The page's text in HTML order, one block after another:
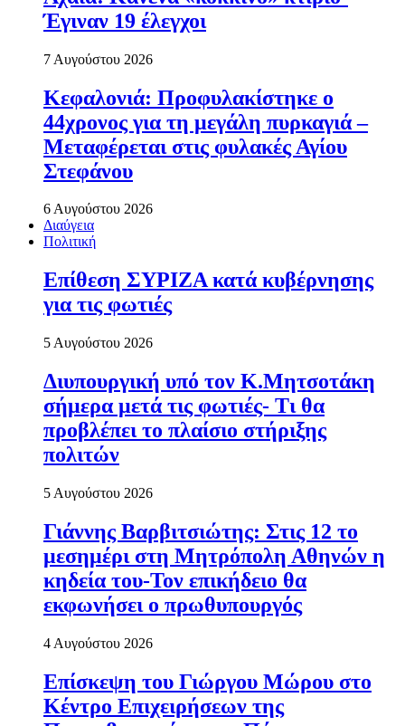
Έγιναν 19 έλεγχοι
7 Αυγούστου 2026
Κεφαλονιά: Προφυλακίστηκε ο
44χρονος για τη μεγάλη πυρκαγιά –
Μεταφέρεται στις φυλακές Αγίου
Στεφάνου
6 Αυγούστου 2026
Διαύγεια
Πολιτική
Επίθεση ΣΥΡΙΖΑ κατά κυβέρνησης
για τις φωτιές
5 Αυγούστου 2026
Διυπουργική υπό τον Κ.Μητσοτάκη
σήμερα μετά τις φωτιές- Τι θα
προβλέπει το πλαίσιο στήριξης
πολιτών
5 Αυγούστου 2026
Γιάννης Βαρβιτσιώτης: Στις 12 το
μεσημέρι στη Μητρόπολη Αθηνών η
κηδεία του-Τον επικήδειο θα
εκφωνήσει ο πρωθυπουργός
4 Αυγούστου 2026
Επίσκεψη του Γιώργου Μώρου στο
Κέντρο Επιχειρήσεων της